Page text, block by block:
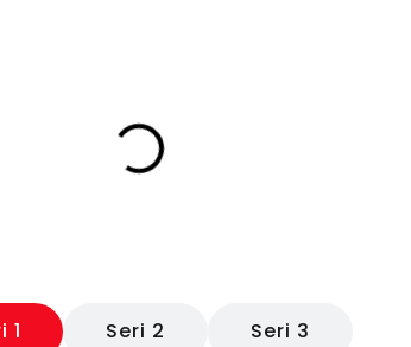
1 Seri 2 Seri 3